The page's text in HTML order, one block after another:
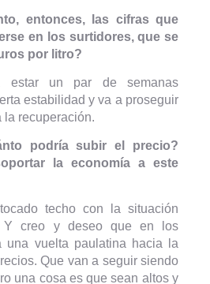
entonces, las cifras que
en los surtidores, que se
por litro?
un par de semanas
estabilidad y va a proseguir
la recuperación.
podría subir el precio?
la economía a este
techo con la situación
Y creo y deseo que en los
una vuelta paulatina hacia la
Que van a seguir siendo
una cosa es que sean altos y